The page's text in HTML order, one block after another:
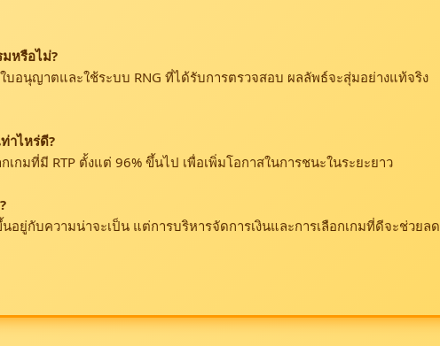
หรือไม่?
บอนุญาตและใช้ระบบ RNG ที่ได้รับการตรวจสอบ ผลลัพธ์จะสุ่มอย่างแท้จริง
าไหร่ดี?
กมที่มี RTP ตั้งแต่ 96% ขึ้นไป เพื่อเพิ่มโอกาสในการชนะในระยะยาว
อยู่กับความน่าจะเป็น แต่การบริหารจัดการเงินและการเลือกเกมที่ดีจะช่วยลด